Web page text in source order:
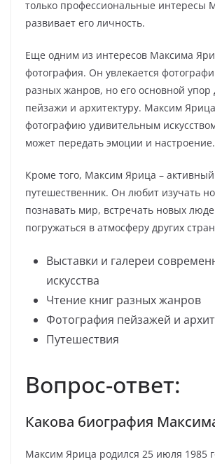
только профессиональные интересы
развивает его личность.
Еще одним из интересов Максима
фотография. Он увлекается
разных жанров, но его основной упор
пейзажи и архитектуру. Максим
фотографию удивительным
может передать эмоции и настроение.
Кроме того, Максим Ярица – активный
путешественник. Он любит изучать
познавать мир, встречать новых
погружаться в атмосферу других
Выставки и галереи
искусства
Чтение книг разных жанров
Фотография пейзажей и
Путешествия
Вопрос-ответ:
Какова биография
Максим Ярица родился 25 июля 1985